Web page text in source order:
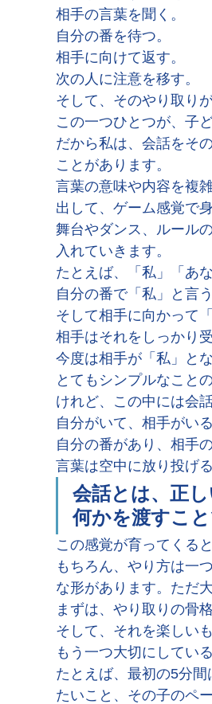
相手の言葉を聞く。
自分の番を待つ。
相手に向けて返す。
次の人に注意を移す。
そして、そのやり取り
この一つひとつが、子
だから私は、会話をそ
ことがあります。
言葉の意味や内容を複
出して、ゲーム感覚で
舞台やダンス、ルール
入れていきます。
たとえば、「私」「あ
自分の番で「私」と言う
そして相手に向かって
相手はそれをしっかり受
今度は相手が「私」と
とてもシンプルなこと
けれど、この中には会
自分がいて、相手がいる
自分の番があり、相手
言葉は空中に放り投げ
会話とは、正
何かを渡すこと
この感覚が育ってくる
もちろん、やり方は一
な形があります。ただ
まずは、やり取りの骨
そして、それを楽しい
もう一つ大切にしてい
たとえば、最初の5分
たいこと、その子のペ